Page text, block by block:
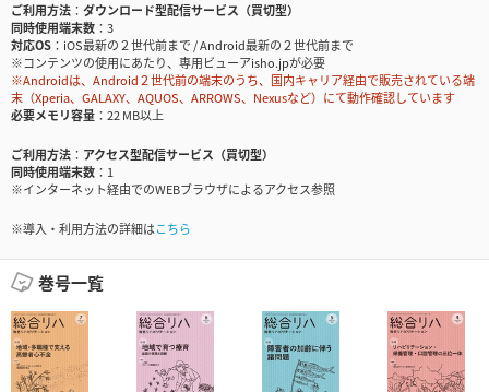
ご利用方法
ダウンロード型配信サービス（買切型）
同時使用端末数
3
対応OS
iOS最新の２世代前まで / Android最新の２世代前まで
※コンテンツの使用にあたり、専用ビューアisho.jpが必要
※Androidは、Android２世代前の端末のうち、国内キャリア経由で販売されている端
末（Xperia、GALAXY、AQUOS、ARROWS、Nexusなど）にて動作確認しています
必要メモリ容量
22 MB以上
ご利用方法
アクセス型配信サービス（買切型）
同時使用端末数
1
※インターネット経由でのWEBブラウザによるアクセス参照
※導入・利用方法の詳細はこちら
巻号一覧